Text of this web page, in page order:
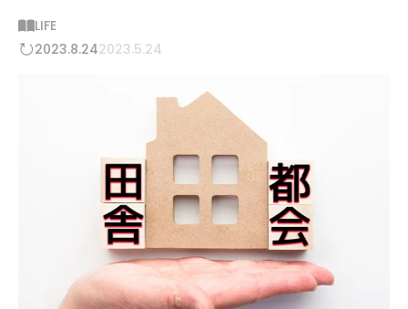
LIFE
2023.8.242023.5.24